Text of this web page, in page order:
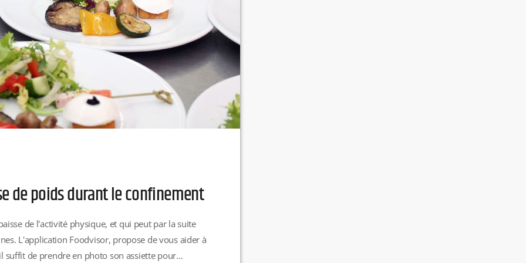
de poids durant le confinement
de l'activité physique, et qui peut par la suite
L'application Foodvisor, propose de vous aider à
suffit de prendre en photo son assiette pour